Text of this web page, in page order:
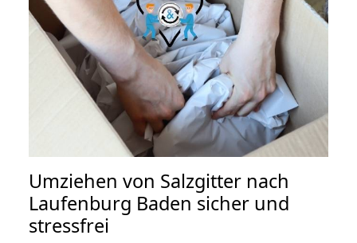
Umziehen von Salzgitter nach
Laufenburg Baden sicher und
stressfrei